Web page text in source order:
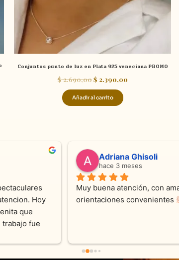
Conjuntos punto de luz en Plata 925 veneciana PROMO
$2.690,00$ 2.390,00
Añadir al carrito
Laura A
hace 5 meses
Desde el inicio soy clienta de KV
Joyas y siempre muy conforme con
sus productos. Una Belleza cada
pieza y siempre satisfecha con los
recomendable